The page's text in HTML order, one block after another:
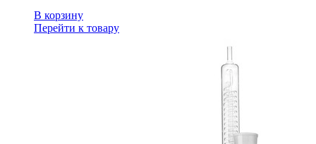
В корзину
Перейти к товару